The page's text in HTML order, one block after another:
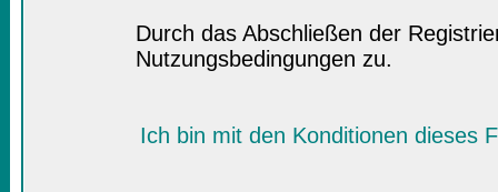
Durch das Abschließen der
Nutzungsbedingungen zu.
Ich bin mit den Konditionen dieses